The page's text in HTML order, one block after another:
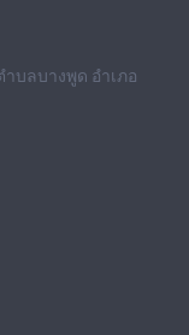
บลบางพูด อำเภอ